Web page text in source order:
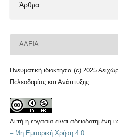
Άρθρα
ΆΔΕΙΑ
Πνευματική ιδιοκτησία (c) 2025
Πολεοδομίας και Ανάπτυξης
Αυτή η εργασία είναι αδειοδοτημένη
– Μη Εμπορική Χρήση 4.0.